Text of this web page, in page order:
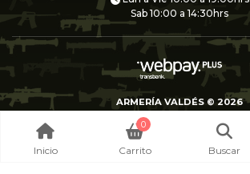
Sab 10:00 a 14:30hrs
ARMERÍA VALDÉS © 2026
Creado por
Inicio
0
Carrito Buscar